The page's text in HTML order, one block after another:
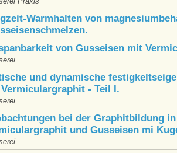
Warmhalten von
von Gusseisen mit
und dynamische
- Teil I.
bei der Graphitbildung
und Gusseisen mi